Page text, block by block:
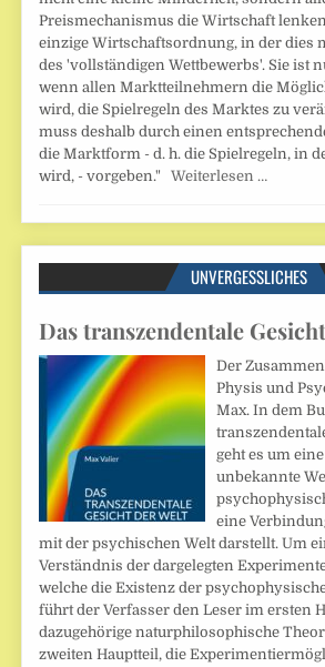
Preismechanismus die Wirtschaft
einzige Wirtschaftsordnung, in der dies
des 'vollständigen Wettbewerbs'. Sie ist
wenn allen Marktteilnehmern die
wird, die Spielregeln des Marktes zu
muss deshalb durch einen
die Marktform - d. h. die Spielregeln, in
wird, - vorgeben."Weiterlesen …
UNVERGESSLICHES
Das transzendentale
Der
Physis und
Max. In dem
geht es um
unbekannte
eine
mit der psychischen Welt darstellt. Um
Verständnis der dargelegten
welche die Existenz der
führt der Verfasser den Leser im ersten
dazugehörige naturphilosophische
zweiten Hauptteil, die